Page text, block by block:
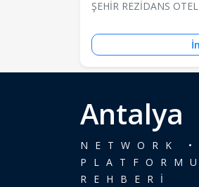
ŞEHİR REZİDANS OTEL
Antalya
NETWORK
REHBERİ